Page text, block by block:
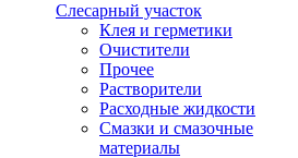
Слесарный участок
Клея и герметики
Очистители
Прочее
Растворители
Расходные жидкости
Смазки и смазочные
материалы